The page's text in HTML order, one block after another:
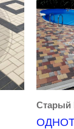
Старый